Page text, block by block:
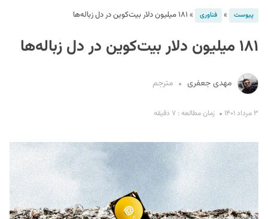
پیوست » فناوری » ۱۸۱ میلیون دلار بیت‌کوین در دل زباله‌ها
۱۸۱ میلیون دلار بیت‌کوین در دل زباله‌ها
مهدی جعفری مترجم
۳ مرداد ۱۴۰۱ زمان مطالعه : ۷ دقیقه